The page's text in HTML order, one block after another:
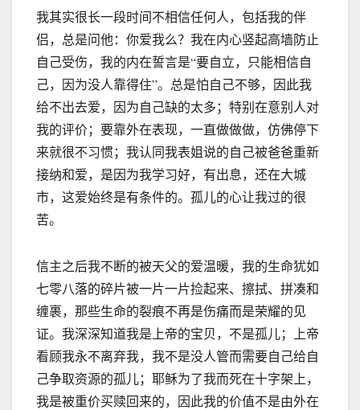
我其实很长一段时间不相信任何人，包括我的伴
侣，总是问他：你爱我么？我在内心竖起高墙防止
自己受伤，我的内在誓言是“要自立，只能相信自
己，因为没人靠得住”。总是怕自己不够，因此我
给不出去爱，因为自己缺的太多；特别在意别人对
我的评价；要靠外在表现，一直做做做，仿佛停下
来就很不习惯；我认同我表姐说的自己被爸爸重新
接纳和爱，是因为我学习好，有出息，还在大城
市，这爱始终是有条件的。孤儿的心让我过的很
苦。
信主之后我不断的被天父的爱温暖，我的生命犹如
七零八落的碎片被一片一片捡起来、擦拭、拼凑和
缠裹，那些生命的裂痕不再是伤痛而是荣耀的见
证。我深深知道我是上帝的宝贝，不是孤儿；上帝
看顾我永不离弃我，我不是没人管而需要自己给自
己争取资源的孤儿；耶稣为了我而死在十字架上，
我是被重价买赎回来的，因此我的价值不是由外在